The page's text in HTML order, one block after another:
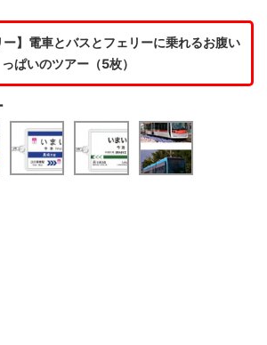
ー】電車とバスとフェリーに乗れるお腹い
っぱいのツアー（5枚）